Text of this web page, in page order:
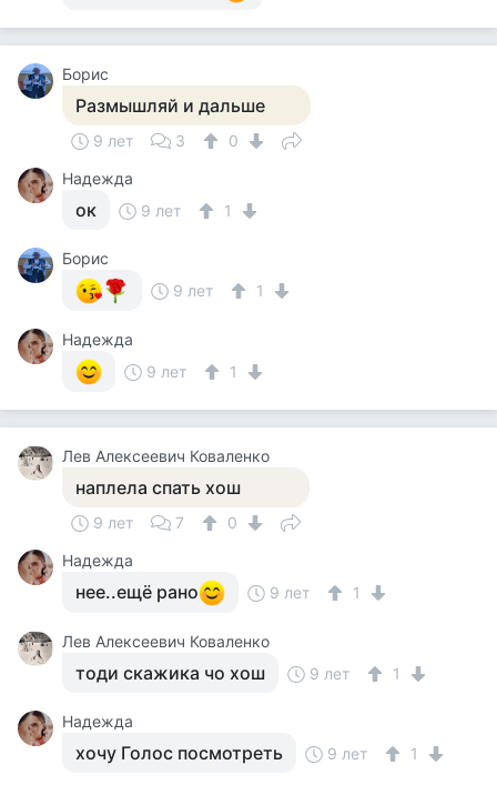
Борис
Размышляй и дальше
9 лет 3
0
Надежда
ок 9 лет 1
Борис
9 лет
1
Надежда
9 лет
1
Лев Алексеевич Коваленко
наплела спать хош
9 лет 7
0
Надежда
нее..ещё рано 9 лет 1
Лев Алексеевич Коваленко
тоди скажика чо хош 9 лет 1
Надежда
хочу Голос посмотреть 9 лет 1